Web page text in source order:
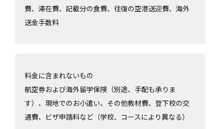
費、滞在費、記載分の食費、往復の空港送迎費、海外
送金手数料
料金に含まれないもの
航空券および海外留学保険（別途、手配も承りま
す）、現地でのお小遣い、その他教材費、登下校の交
通費、ビザ申請料など（学校、コースにより異なる）